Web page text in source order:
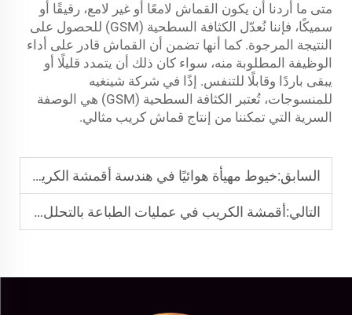
متى ما أردنا أن يكون القماش لامعًا أو غير لامع، رقيقًا أو
سميكًا، فإننا نُعدّل الكثافة السطحية (GSM) للحصول على
النتيجة المرجوة. كما أنها تضمن أن القماش قادر على أداء
الوظيفة المطلوبة منه، سواء كان ذلك أن يتمدد قليلًا أو
يبقى باردًا وقابلًا للتنفس. إذًا في شركة شينغيه
للمنسوجات، تُعتبر الكثافة السطحية (GSM) هي الوصفة
السرية التي تمكننا من إنتاج قماش كريب مثالي.
السابق:خيوط مهيأة هوائيًا في هندسة أقمشة الكريب الخفيفة
التالي:أقمشة الكريب في عمليات الطباعة بالتحلل الرقمي